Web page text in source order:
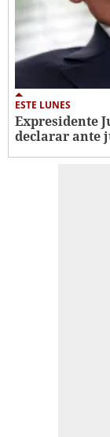
ESTE LUNES
Expresidente
declarar ante